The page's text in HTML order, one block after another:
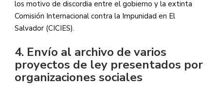
los motivo de discordia entre el gobierno y la extinta
Comisión Internacional contra la Impunidad en El
Salvador (CICIES).
4. Envío al archivo de varios
proyectos de ley presentados por
organizaciones sociales